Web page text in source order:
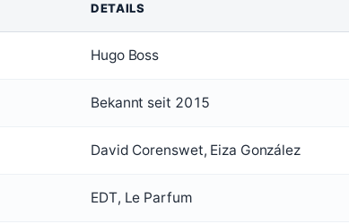
DETAILS
Hugo Boss
Bekannt seit 2015
David Corenswet, Eiza González
EDT, Le Parfum